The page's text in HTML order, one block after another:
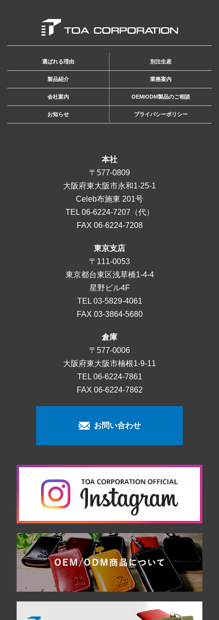
選ばれる理由 別注生産
製品紹介 業務案内
会社案内 OEM/ODM製品のご相談
お知らせ プライバシーポリシー
本社
〒577-0809
大阪府東大阪市永和1-25-1
Celeb布施東 201号
TEL 06-6224-7207 （代）
FAX 06-6224-7208
東京支店
〒111-0053
東京都台東区浅草橋1-4-4
星野ビル4F
TEL 03-5829-4061
FAX 03-3864-5680
倉庫
〒577-0006
大阪府東大阪市楠根1-9-11
TEL 06-6224-7861
FAX 06-6224-7862
お問い合わせ